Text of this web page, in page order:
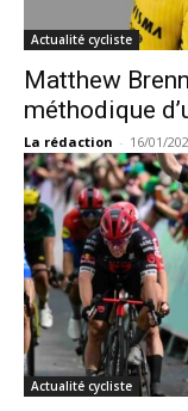
Actualité cycliste
Matthew
méthodique
La rédaction - 16/01/
Actualité cycliste